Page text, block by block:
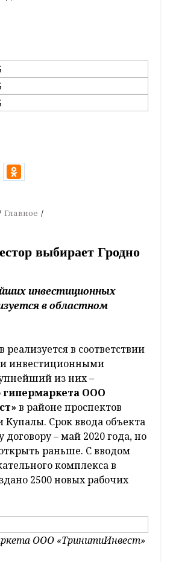
Главное
выбирает Гродно
инвестиционных
в областном
реализуется в соответствии
инвестиционными
из них –
гипермаркета ООО
в районе проспектов
Купалы. Срок ввода объекта
– май 2020 года, но
раньше. С вводом
комплекса в
2500 новых рабочих
ООО «ТринитиИнвест»